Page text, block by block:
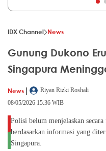
IDX Channel News
Gunung Dukono
Singapura
News |
Riyan Rizki Roshali
08/05/2026 15:36 WIB
Polisi belum menjelaskan
berdasarkan informasi yang
Singapura.